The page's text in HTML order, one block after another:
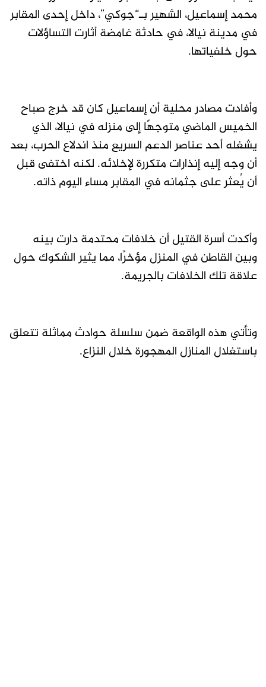
محمد إسماعيل، الشهير بـ“جوكي”، داخل إحدى المقابر
في مدينة نيالا، في حادثة غامضة أثارت التساؤلات
حول خلفياتها.
وأفادت مصادر محلية أن إسماعيل كان قد خرج صباح
الخميس الماضي متوجهًا إلى منزله في نيالا، الذي
يشغله أحد عناصر الدعم السريع منذ اندلاع الحرب، بعد
أن وجه إليه إنذارات متكررة لإخلائه. لكنه اختفى قبل
أن يُعثر على جثمانه في المقابر مساء اليوم ذاته.
وأكدت أسرة القتيل أن خلافات محتدمة دارت بينه
وبين القاطن في المنزل مؤخرًا، مما يثير الشكوك حول
علاقة تلك الخلافات بالجريمة.
وتأتي هذه الواقعة ضمن سلسلة حوادث مماثلة تتعلق
باستغلال المنازل المهجورة خلال النزاع.